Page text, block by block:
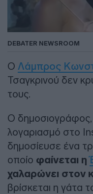
DEBATER NEWSROOM
Ο Λάμπρος
Τσαγκρινού δεν
τους.
Ο
λογαριασμό στο
δημοσίευσε ένα
οποίο φαίνεται η
χαλαρώνει στον
βρίσκεται η γάτα